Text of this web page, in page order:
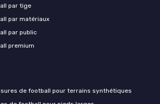
par tige
par matériaux
par public
premium
de football pour terrains synthétiques